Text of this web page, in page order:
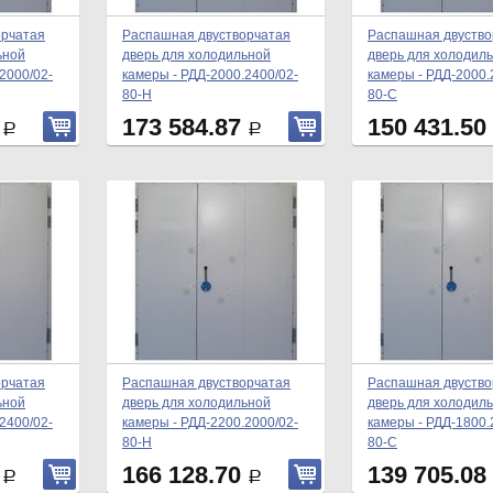
02-
Р
Распашная двустворчатая
дверь для холодильной
камеры - РДД-2000.2400/02-
80-Н
173 584.87 Р
Распашная
дверь для
камеры - РДД-
80-С
150 431.50
02-
Р
Распашная двустворчатая
дверь для холодильной
камеры - РДД-2200.2000/02-
80-Н
166 128.70 Р
Распашная
дверь для
камеры - РДД-
80-С
139 705.08